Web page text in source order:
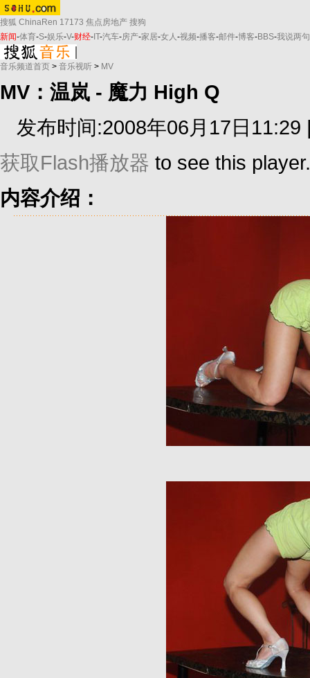
搜狐 ChinaRen 17173 焦点房地产 搜狗
新闻-体育-S-娱乐-V-财经- IT-汽车-房产-家居-女人-视频-播客-邮件-博客-BBS-我说两句
音乐频道首页 > 音乐视听 > MV
MV：温岚 - 魔力 High Q
发布时间:2008年06月17日
获取Flash播放器 to see this player.
内容介绍：